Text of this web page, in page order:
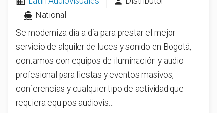
directions_boat National
Se moderniza día a día para prestar el mejor
servicio de alquiler de luces y sonido en Bogotá,
contamos con equipos de iluminación y audio
profesional para fiestas y eventos masivos,
conferencias y cualquier tipo de actividad que
requiera equipos audiovis…